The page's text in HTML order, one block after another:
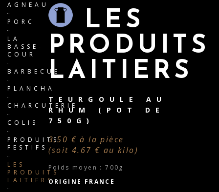
LES
PRODUITS
LAITIERS
TEURGOULE AU
RHUM (POT DE
750G)
3,50 € à la pièce
(soit 4.67 € au kilo)
Poids moyen : 700g
ORIGINE FRANCE
AGNEAU
PORC
LA
BASSE-
COUR
BARBECUE
PLANCHA
CHARCUTERIE
COLIS
PRODUITS
FESTIFS
LES
PRODUITS
LAITIERS